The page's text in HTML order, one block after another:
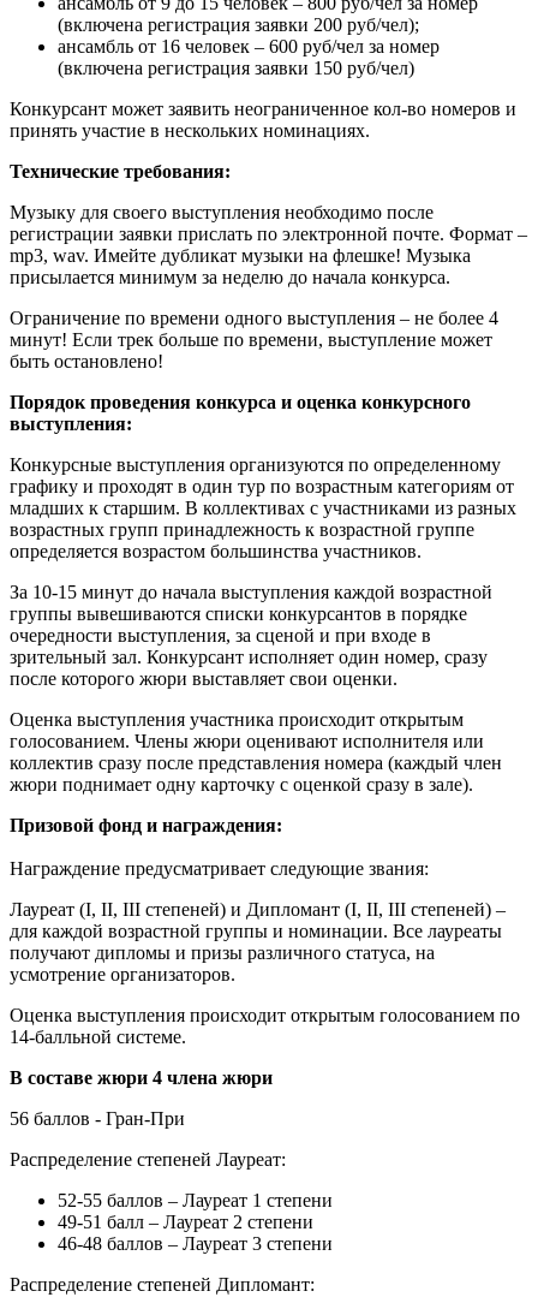
(включена регистрация заявки 200 руб/чел);
ансамбль от 16 человек – 600 руб/чел за номер
(включена регистрация заявки 150 руб/чел)
Конкурсант может заявить неограниченное кол-во номеров и
принять участие в нескольких номинациях.
Технические требования:
Музыку для своего выступления необходимо после
регистрации заявки прислать по электронной почте. Формат –
mp3, wav. Имейте дубликат музыки на флешке! Музыка
присылается минимум за неделю до начала конкурса.
Ограничение по времени одного выступления – не более 4
минут! Если трек больше по времени, выступление может
быть остановлено!
Порядок проведения конкурса и оценка конкурсного
выступления:
Конкурсные выступления организуются по определенному
графику и проходят в один тур по возрастным категориям от
младших к старшим. В коллективах с участниками из разных
возрастных групп принадлежность к возрастной группе
определяется возрастом большинства участников.
За 10-15 минут до начала выступления каждой возрастной
группы вывешиваются списки конкурсантов в порядке
очередности выступления, за сценой и при входе в
зрительный зал. Конкурсант исполняет один номер, сразу
после которого жюри выставляет свои оценки.
Оценка выступления участника происходит открытым
голосованием. Члены жюри оценивают исполнителя или
коллектив сразу после представления номера (каждый член
жюри поднимает одну карточку с оценкой сразу в зале).
Призовой фонд и награждения:
Награждение предусматривает следующие звания:
Лауреат (I, II, III степеней) и Дипломант (I, II, III степеней) –
для каждой возрастной группы и номинации. Все лауреаты
получают дипломы и призы различного статуса, на
усмотрение организаторов.
Оценка выступления происходит открытым голосованием по
14-балльной системе.
В составе жюри 4 члена жюри
56 баллов - Гран-При
Распределение степеней Лауреат:
52-55 баллов – Лауреат 1 степени
49-51 балл – Лауреат 2 степени
46-48 баллов – Лауреат 3 степени
Распределение степеней Дипломант: